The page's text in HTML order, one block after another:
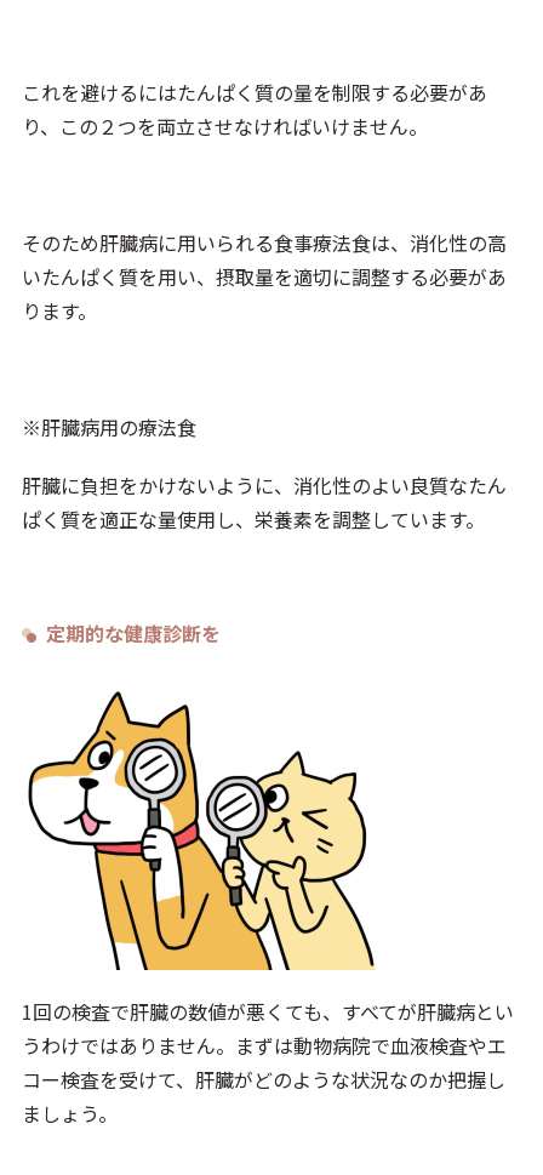
これを避けるにはたんぱく質の量を制限する必要があ
り、この２つを両立させなければいけません。
そのため肝臓病に用いられる食事療法食は、消化性の高
いたんぱく質を用い、摂取量を適切に調整する必要があ
ります。
※肝臓病用の療法食
肝臓に負担をかけないように、消化性のよい良質なたん
ぱく質を適正な量使用し、栄養素を調整しています。
定期的な健康診断を
1回の検査で肝臓の数値が悪くても、すべてが肝臓病とい
うわけではありません。まずは動物病院で血液検査やエ
コー検査を受けて、肝臓がどのような状況なのか把握し
ましょう。